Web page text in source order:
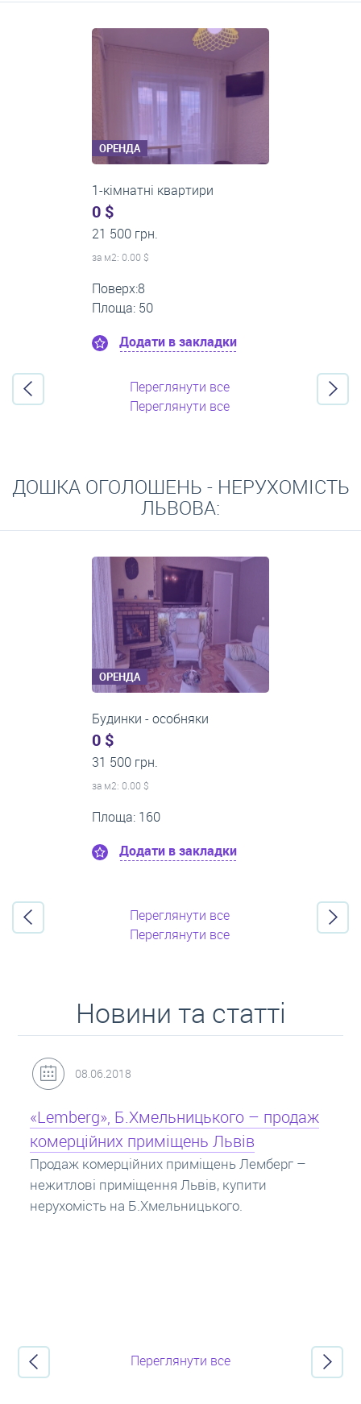
кімнат
ОРЕНДА
1-кімнатні квартири
0 $
13 000 грн.
за м2: 0.00 $
Поверх:3
Площа: 40
Додати в закладки
Переглянути все
Переглянути все
ДОШКА ОГОЛОШЕНЬ - НЕРУХОМІСТЬ
ЛЬВОВА:
ОРЕНДА
1-кімнатні квартири
0 $
21 500 грн.
за м2: 0.00 $
Поверх:8
Переглянути все
Переглянути все
Новини та статті
31.05.2018
Кредит під заставу нерухомості: іпотека
Іпотека на квартиру – кредит на житло під
заставу нерухомості. Купити в іпотеку – що
потрібно знати? Консультація від Експертів
про іпотечні кредити.
Переглянути все